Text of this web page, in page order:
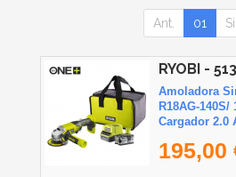
Ant. 01
RYOBI -
Amoladora
R18AG-
Cargador 2.0
195,00